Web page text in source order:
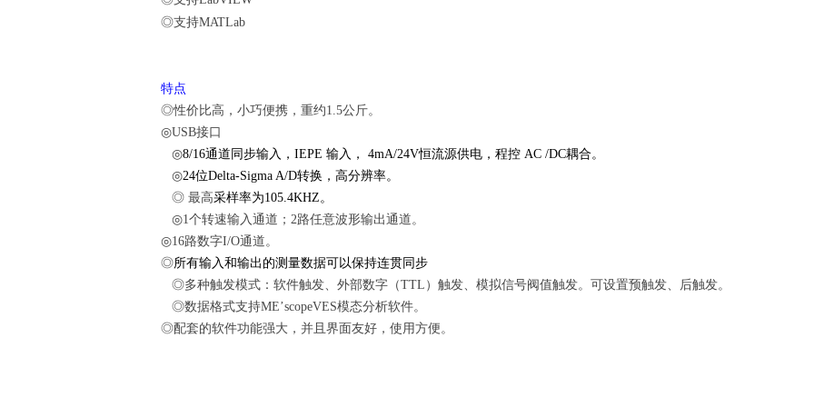
◎支持MATLab
特点
◎性价比高，小巧便携，重约1.5公斤。
◎USB接口
◎8/16通道同步输入， IEPE 输入， 4mA/24V恒流源供电，程控 AC /DC耦合。
◎24位Delta-Sigma A/D转换，高分辨率。
◎ 最高采样率为105.4KHZ。
◎1个转速输入通道； 2路任意波形输出通道。
◎16路数字I/O通道。
◎所有输入和输出的测量数据可以保持连贯同步
◎多种触发模式：软件触发、外部数字（TTL ）触发、模拟信号阀值触发。可设置预触发、后触发。
◎数据格式支持ME’scopeVES模态分析软件。
◎配套的软件功能强大，并且界面友好，使用方便。